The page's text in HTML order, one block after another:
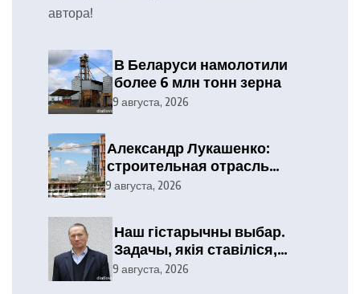
автора!
В Беларуси намолотили
более 6 млн тонн зерна
9 августа, 2026
Александр Лукашенко:
строительная отрасль
демонстрирует высокие
статус одного из драйверов
экономики
9 августа, 2026
Наш гістарычны выбар.
Задачы, якія ставіліся,
выкананы
9 августа, 2026